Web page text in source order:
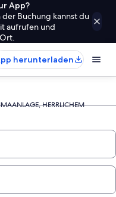
App?
Buchung kannst du
aufrufen und
herunterladen
HERRLICHEM